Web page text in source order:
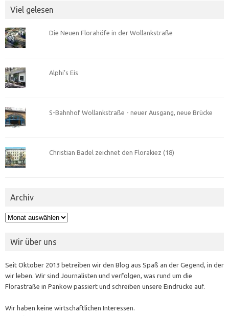
Viel gelesen
Die Neuen Florahöfe in der Wollankstraße
Alphi’s Eis
S-Bahnhof Wollankstraße - neuer Ausgang, neue Brücke
Christian Badel zeichnet den Florakiez (18)
Archiv
Archiv
Wir über uns
Seit Oktober 2013 betreiben wir den Blog aus Spaß an der Gegend, in der
wir leben. Wir sind Journalisten und verfolgen, was rund um die
Florastraße in Pankow passiert und schreiben unsere Eindrücke auf.
Wir haben keine wirtschaftlichen Interessen.